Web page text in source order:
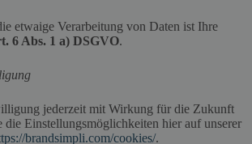
etwaige Verarbeitung von Daten ist Ihre
6 Abs. 1 a) DSGVO.
jederzeit mit Wirkung für die Zukunft
Einstellungsmöglichkeiten hier auf unserer
brandsimpli.com/cookies/.